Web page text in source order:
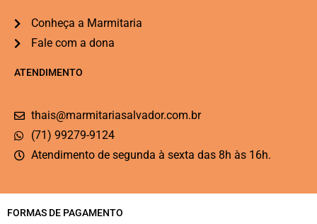
Conheça a Marmitaria
Fale com a dona
ATENDIMENTO
thais@marmitariasalvador.com.br
(71) 99279-9124
Atendimento de segunda à sexta das 8h às 16h.
FORMAS DE PAGAMENTO